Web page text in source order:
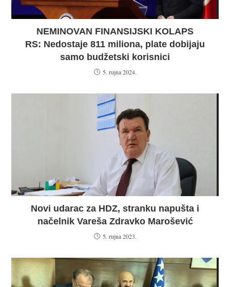
NEMINOVAN FINANSIJSKI KOLAPS
RS: Nedostaje 811 miliona, plate dobijaju
samo budžetski korisnici
5. rujna 2024.
Novi udarac za HDZ, stranku napušta i
načelnik Vareša Zdravko Marošević
5. rujna 2023.